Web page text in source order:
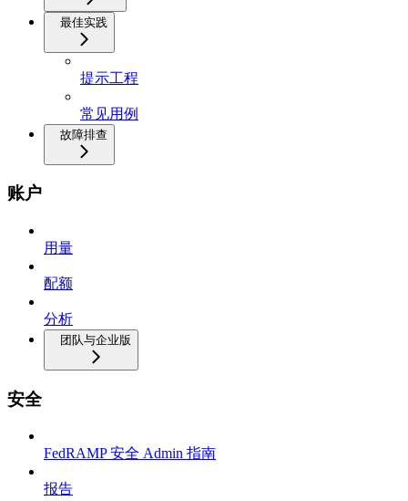
最佳实践
提示工程
常见用例
故障排查
账户
用量
配额
分析
团队与企业版
安全
FedRAMP 安全 Admin 指南
报告